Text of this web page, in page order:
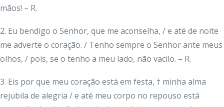
mãos! – R.
2. Eu bendigo o Senhor, que me aconselha, / e até de noite
me adverte o coração. / Tenho sempre o Senhor ante meus
olhos, / pois, se o tenho a meu lado, não vacilo. – R.
3. Eis por que meu coração está em festa, † minha alma
rejubila de alegria / e até meu corpo no repouso está